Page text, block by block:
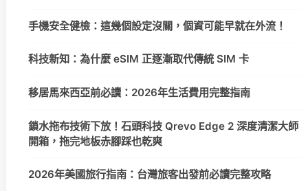
手機安全健檢：這幾個設定沒關，個資可能早就在外流！
科技新知：為什麼 eSIM 正逐漸取代傳統 SIM 卡
移居馬來西亞前必讀：2026年生活費用完整指南
鎖水拖布技術下放！石頭科技 Qrevo Edge 2 深度清潔大師
開箱，拖完地板赤腳踩也乾爽
2026年美國旅行指南：台灣旅客出發前必讀完整攻略